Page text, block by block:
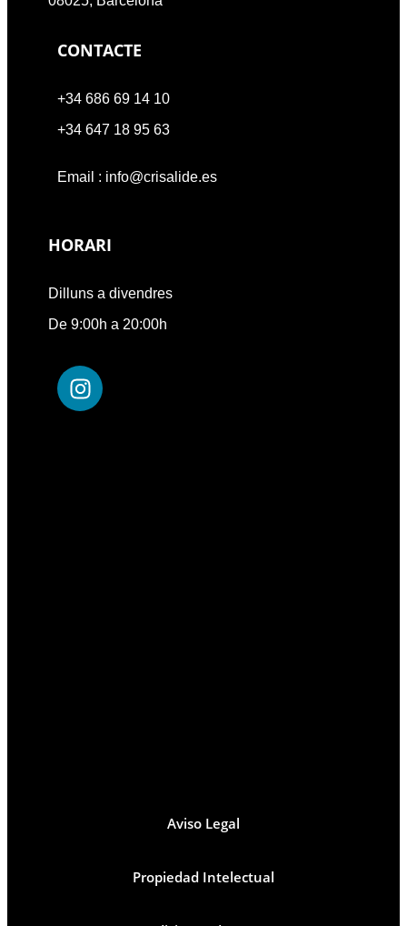
CONTACTE
+34 686 69 14 10
+34 647 18 95 63
Email : info@crisalide.es
HORARI
Dilluns a divendres
De 9:00h a 20:00h
Aviso Legal
Propiedad Intelectual